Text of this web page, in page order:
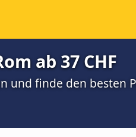
ab 37 CHF
und finde den besten